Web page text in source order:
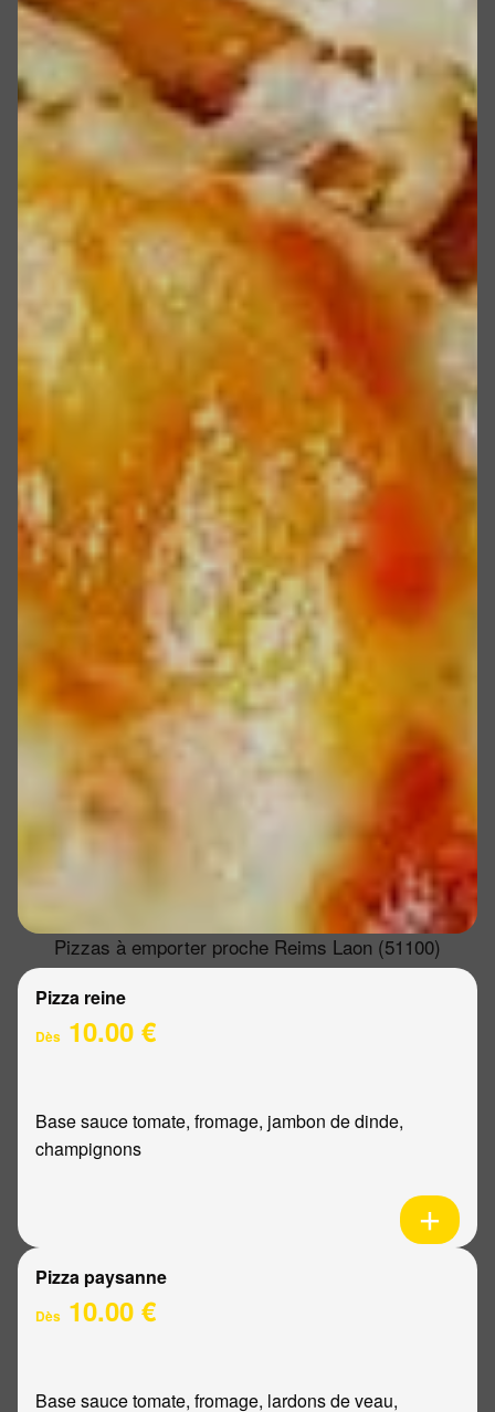
Pizzas à emporter proche Reims Laon (51100)
Pizza reine
Dès 10.00 €
Base sauce tomate, fromage, jambon de dinde,
champignons
Pizza paysanne
Dès 10.00 €
Base sauce tomate, fromage, lardons de veau,